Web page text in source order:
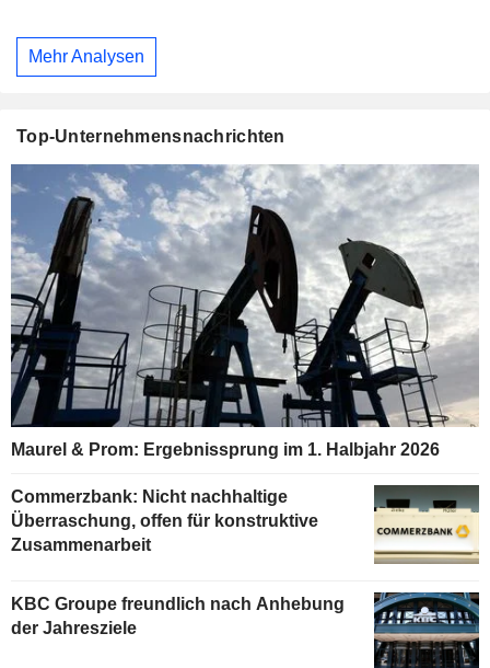
Mehr Analysen
Top-Unternehmensnachrichten
Maurel & Prom: Ergebnissprung im 1. Halbjahr 2026
Commerzbank: Nicht nachhaltige
Überraschung, offen für konstruktive
Zusammenarbeit
KBC Groupe freundlich nach Anhebung
der Jahresziele